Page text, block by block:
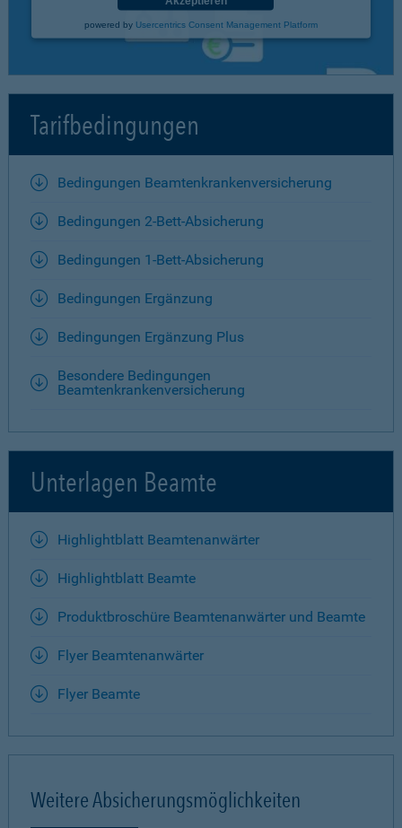
powered by Usercentrics Consent Management Platform
Tarifbedingungen
Bedingungen Beamtenkrankenversicherung
Bedingungen 2-Bett-Absicherung
Bedingungen 1-Bett-Absicherung
Bedingungen Ergänzung
Bedingungen Ergänzung Plus
Besondere Bedingungen
Beamtenkrankenversicherung
Unterlagen Beamte
Highlightblatt Beamtenanwärter
Highlightblatt Beamte
Produktbroschüre Beamtenanwärter und Beamte
Flyer Beamtenanwärter
Flyer Beamte
Weitere Absicherungsmöglichkeiten